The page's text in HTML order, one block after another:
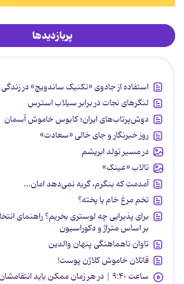
پربازدیدها
استفاده از جادوی «تکنیک ساندویچ» در
لنگرهای نجات در برابر سیلاب استرس
دوش‌پرتاب‌های ایران؛ کابوس خاموش آسمان
روز خبرنگار و جای خالی «سعادت»
در مسیر تولد ابریشم
تالاب «عینک»
آمدمت که بنگرم، گریه نمی‌دهد امان...
تخم مرغ خام یا پخته؟
برای پذیرایی چه لوستری بخریم؟ راهنمای
بر اساس متراژ و دکوراسیون
تاوان ناهماهنگی پنهان والدین
قاتلان خاموش کلاژن پوست!
ساعت ۹:۴۰ | در هر زمان ممکن باید انتقامشان را پس بدهند